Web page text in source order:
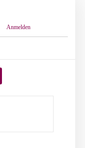
Anmelden